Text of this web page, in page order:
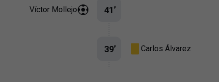
Víctor Mollejo 41’
Carlos Álvarez
39’